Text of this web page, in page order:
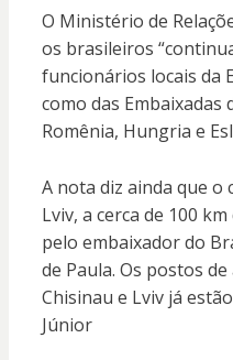
O Ministério de
os brasileiros
funcionários locais da
como das Embaixadas
Romênia, Hungria e
A nota diz ainda que
Lviv, a cerca de 100
pelo embaixador do
de Paula. Os postos
Chisinau e Lviv já
Júnior